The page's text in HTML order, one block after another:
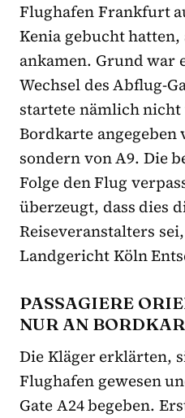
Flughafen Frankfurt
Kenia gebucht
ankamen. Grund
Wechsel des Abflug-
startete nämlich
Bordkarte angegeben
sondern von A9. Die
Folge den Flug
überzeugt, dass dies
Reiseveranstalters
Landgericht Köln
PASSAGIERE
NUR AN
Die Kläger erklärten,
Flughafen gewesen
Gate A24 begeben.